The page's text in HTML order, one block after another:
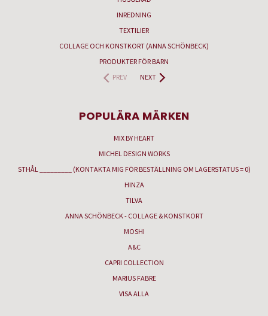
INREDNING
TEXTILIER
COLLAGE OCH KONSTKORT (ANNA SCHÖNBECK)
PRODUKTER FÖR BARN
PREV
NEXT
POPULÄRA MÄRKEN
MIX BY HEART
MICHEL DESIGN WORKS
STHÅL _________ (KONTAKTA MIG FÖR BESTÄLLNING OM LAGERSTATUS = 0)
HINZA
TILVA
ANNA SCHÖNBECK - COLLAGE & KONSTKORT
MOSHI
A&C
CAPRI COLLECTION
MARIUS FABRE
VISA ALLA